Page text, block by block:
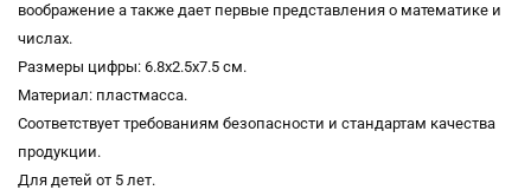
воображение а также дает первые представления о математике и
числах.
Размеры цифры: 6.8х2.5х7.5 см.
Материал: пластмасса.
Соответствует требованиям безопасности и стандартам качества
продукции.
Для детей от 5 лет.